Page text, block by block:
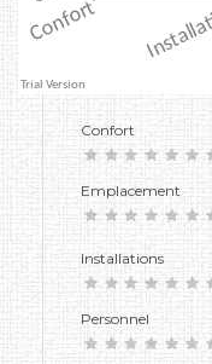
Confort
Emplacement
Installations
Personnel